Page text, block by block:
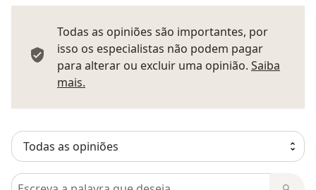
Todas as opiniões são importantes, por
isso os especialistas não podem pagar
para alterar ou excluir uma opinião. Saiba
mais.
Pesquisar em opiniões